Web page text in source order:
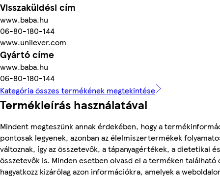
Visszaküldési cím
www.baba.hu
06-80-180-144
www.unilever.com
Gyártó címe
www.baba.hu
06-80-180-144
Kategória összes termékének megtekintése
Termékleírás használatával
Mindent megteszünk annak érdekében, hogy a
pontosak legyenek, azonban az élelmiszertermékek
változnak, így az összetevők, a tápanyagértékek, a dietetikai
összetevők is. Minden esetben olvasd el a terméken található
hagyatkozz kizárólag azon információkra, amelyek a